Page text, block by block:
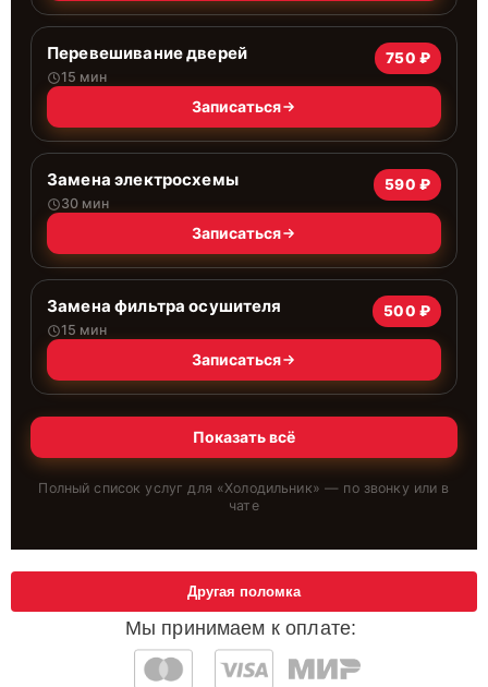
Перевешивание дверей
15 мин
750 ₽
Записаться
Замена электросхемы
30 мин
590 ₽
Записаться
Замена фильтра осушителя
15 мин
500 ₽
Записаться
Показать всё
Полный список услуг для «Холодильник» — по звонку или в
чате
Мы принимаем к оплате:
Другая поломка